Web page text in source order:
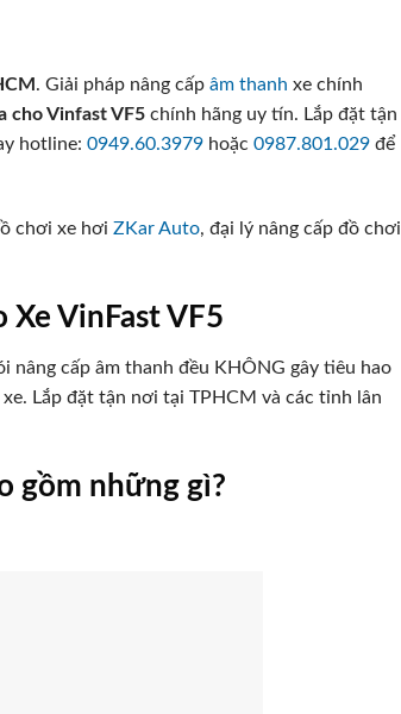
. Giải pháp nâng cấp âm thanh xe chính
cho Vinfast VF5 chính hãng uy tín. Lắp đặt tận
hotline: 0949.60.3979 hoặc 0987.801.029 để
chơi xe hơi ZKar Auto, đại lý nâng cấp đồ chơi
Xe VinFast VF5
nâng cấp âm thanh đều KHÔNG gây tiêu hao
Lắp đặt tận nơi tại TPHCM và các tỉnh lân
gồm những gì?